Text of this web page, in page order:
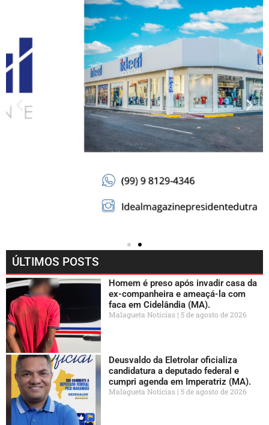
ÚLTIMOS POSTS
Homem é preso após invadir casa da
ex-companheira e ameaçá-la com
faca em Cidelândia (MA).
Malagueta Notícias 5 de agosto de 2026
Deusvaldo da Eletrolar oficializa
candidatura a deputado federal e
cumpri agenda em Imperatriz (MA).
Malagueta Notícias 5 de agosto de 2026